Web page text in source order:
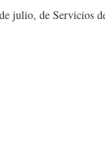
julio, de Servicios